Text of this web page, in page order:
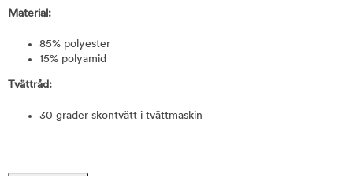
Material:
85% polyester
15% polyamid
Tvättråd:
30 grader skontvätt i tvättmaskin